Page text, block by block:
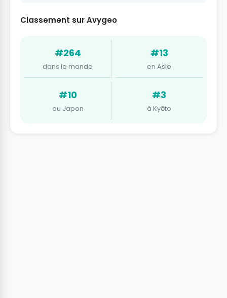
Classement sur Avygeo
#264
dans le monde
#13
en Asie
#10
au Japon
#3
à Kyōto